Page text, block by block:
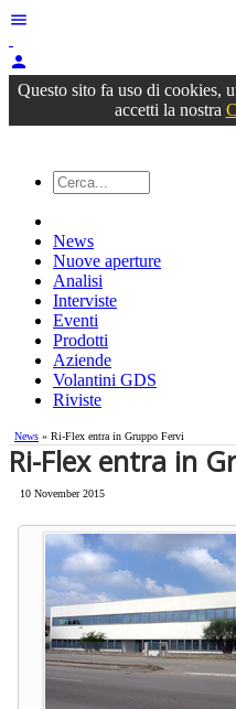
menu
person
Questo sito fa uso di cookies,
accetti la nostra
News
Nuove aperture
Analisi
Interviste
Eventi
Prodotti
Aziende
Volantini GDS
Riviste
News » Ri-Flex entra in Gruppo Fervi
Ri-Flex entra in
10 November 2015